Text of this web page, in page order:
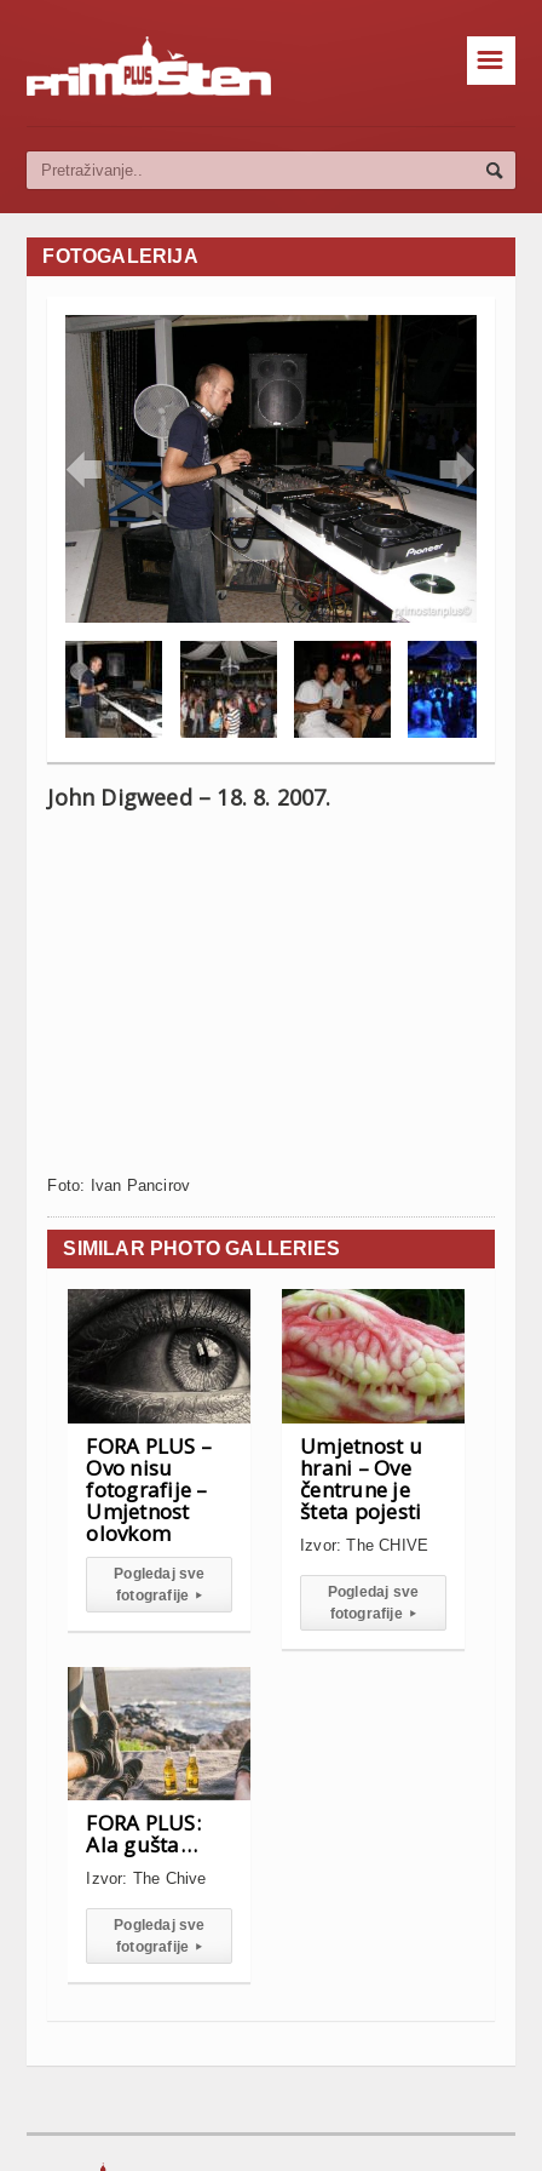
☰
FOTOGALERIJA
 
John Digweed – 18. 8. ‎2007.
Foto: Ivan Pancirov
SIMILAR PHOTO GALLERIES
FORA PLUS –
Ovo nisu
fotografije –
Umjetnost
olovkom
Pogledaj sve
fotografije▸
Umjetnost u
hrani – Ove
čentrune je
šteta pojesti
Izvor: The CHIVE
Pogledaj sve
fotografije▸
FORA PLUS:
Ala gušta…
Izvor: The Chive
Pogledaj sve
fotografije▸